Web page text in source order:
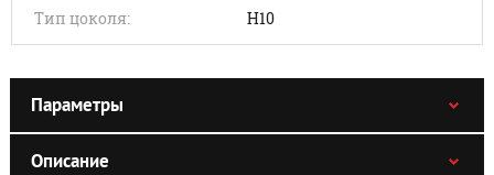
Тип цоколя:
H10
Параметры
Описание